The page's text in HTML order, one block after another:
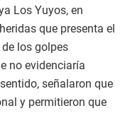
Los Yuyos, en
que presenta el
los golpes
no evidenciaría
señalaron que
y permitieron que